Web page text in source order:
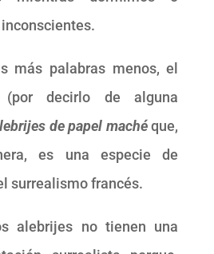
más palabras menos, el
(por decirlo de alguna
de papel machéque,
es una especie de
surrealismo francés.
alebrijes no tienen una